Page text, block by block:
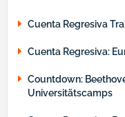
Cuenta Regresiva
Cuenta Regresiva:
Countdown:
Universitätscamps